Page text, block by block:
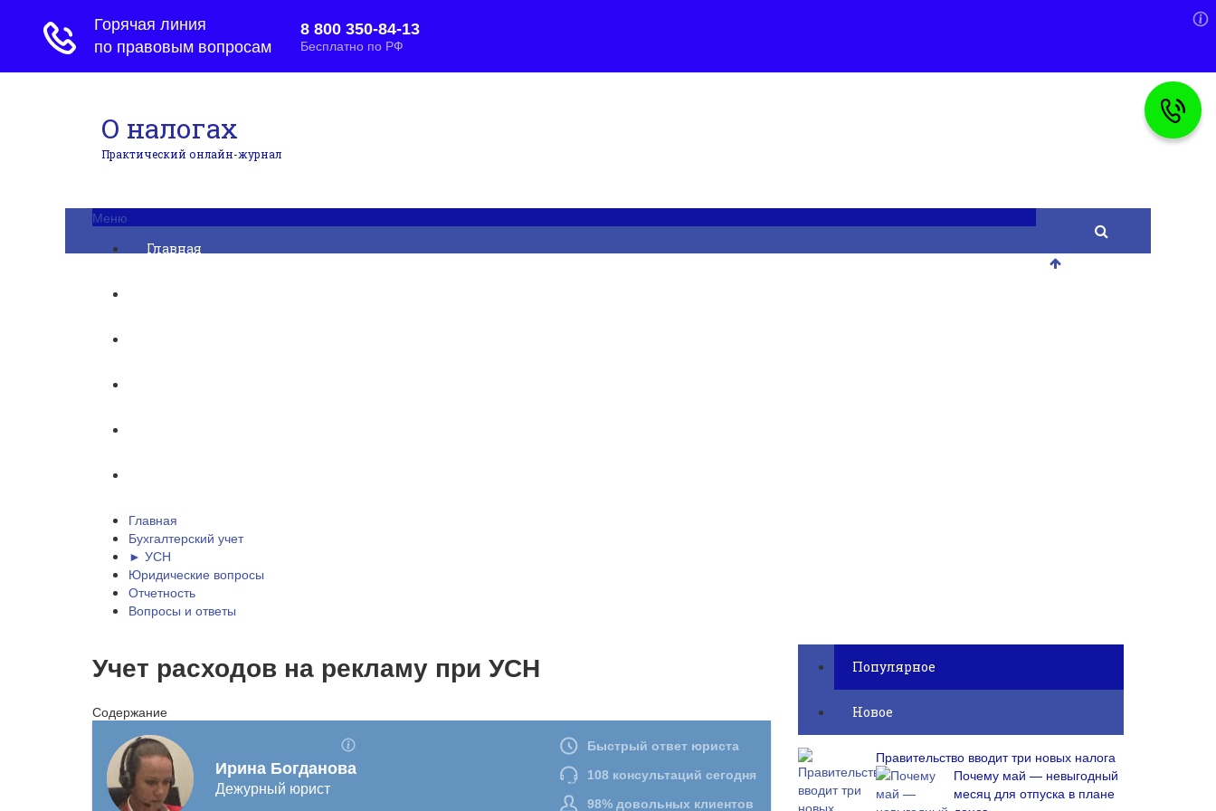
О налогах
Практический онлайн-журнал
Меню
Главная
Главная
Бухгалтерский учет
► УСН
Юридические вопросы
Отчетность
Вопросы и ответы
Учет расходов на рекламу при УСН
Содержание
Популярное
Новое
Правительство вводит три новых налога
Почему май — невыгодный
месяц для отпуска в плане